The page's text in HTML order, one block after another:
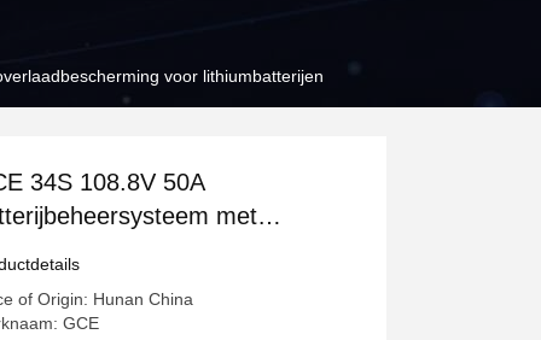
voor lithiumbatterijen
34S 108.8V 50A
met
of Origin: Hunan China
GCE